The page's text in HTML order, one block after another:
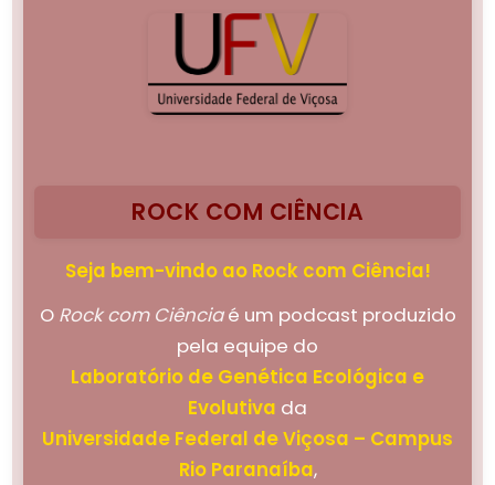
ROCK COM CIÊNCIA
Seja bem-vindo ao Rock com Ciência!
O Rock com Ciênciaé um podcast produzido
pela equipe do
Laboratório de Genética Ecológica e
Evolutiva da
Universidade Federal de Viçosa – Campus
Rio Paranaíba,